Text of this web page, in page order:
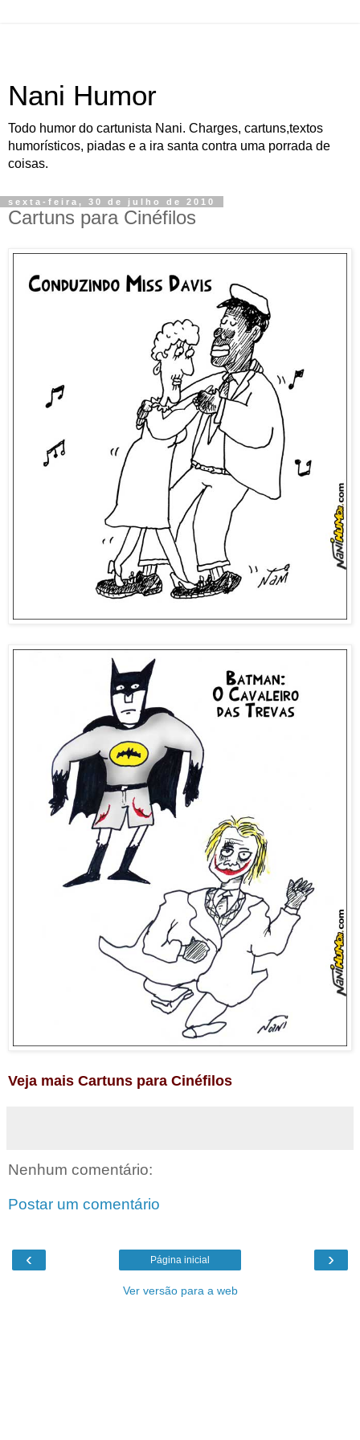
Nani Humor
Todo humor do cartunista Nani. Charges, cartuns,textos
humorísticos, piadas e a ira santa contra uma porrada de
coisas.
sexta-feira, 30 de julho de 2010
Cartuns para Cinéfilos
Veja mais Cartuns para Cinéfilos
Nenhum comentário:
Postar um comentário
‹ ›
Página inicial
Ver versão para a web